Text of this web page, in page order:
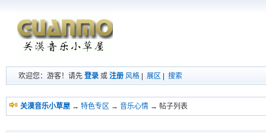
欢迎您：游客！请先 登录 或 注册 风格 展区 搜索
关漠音乐小草屋 → 特色专区 → 音乐心情 → 帖子列表